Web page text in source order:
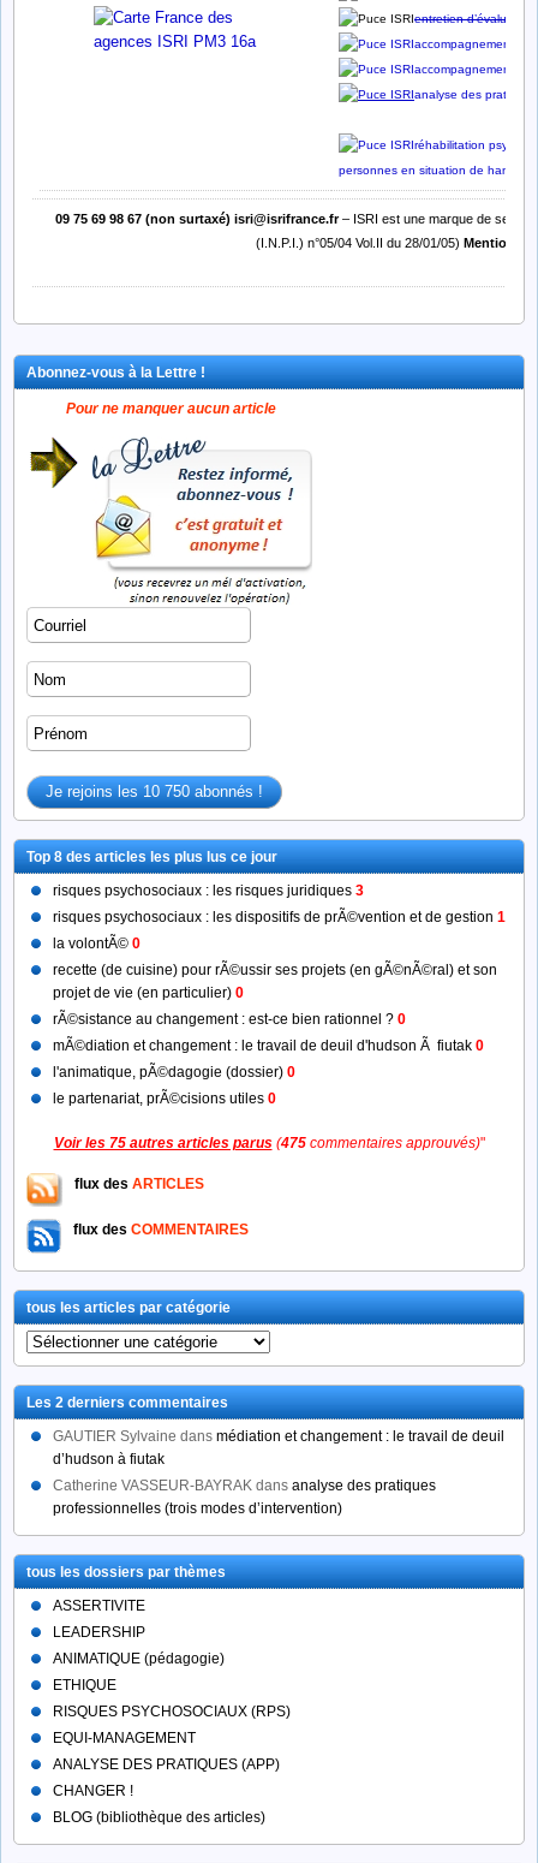
entretien d’évaluation
accompagnement
accompagnement
analyse des pratiques
réhabilitation
personnes en situation de
09 75 69 98 67 (non surtaxé) isri@isrifrance.fr– ISRI est une marque de
(I.N.P.I.) n°05/04 Vol.II du 28/01/05) Mentions
Abonnez-vous à la Lettre !
Pour ne manquer aucun article
Top 8 des articles les plus lus ce jour
risques psychosociaux : les risques juridiques 3
risques psychosociaux : les dispositifs de prÃ©vention et de gestion 1
la volontÃ© 0
recette (de cuisine) pour rÃ©ussir ses projets (en gÃ©nÃ©ral) et son
projet de vie (en particulier) 0
rÃ©sistance au changement : est-ce bien rationnel ? 0
mÃ©diation et changement : le travail de deuil d'hudson Ã fiutak 0
l'animatique, pÃ©dagogie (dossier) 0
le partenariat, prÃ©cisions utiles 0
Voir les 75 autres articles parus (475commentaires approuvés)"
flux des ARTICLES
flux des COMMENTAIRES
tous les articles par catégorie
tous
les
articles
par
catégorie
Les 2 derniers commentaires
GAUTIER Sylvaine dans médiation et changement : le travail de deuil
d’hudson à fiutak
Catherine VASSEUR-BAYRAK dans analyse des pratiques
professionnelles (trois modes d’intervention)
tous les dossiers par thèmes
ASSERTIVITE
LEADERSHIP
ANIMATIQUE (pédagogie)
ETHIQUE
RISQUES PSYCHOSOCIAUX (RPS)
EQUI-MANAGEMENT
ANALYSE DES PRATIQUES (APP)
CHANGER !
BLOG (bibliothèque des articles)